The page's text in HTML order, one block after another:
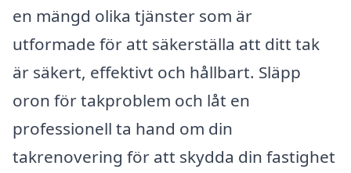
en mängd olika tjänster som är
utformade för att säkerställa att ditt tak
är säkert, effektivt och hållbart. Släpp
oron för takproblem och låt en
professionell ta hand om din
takrenovering för att skydda din fastighet